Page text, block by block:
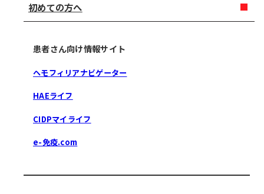
初めての方へ
患者さん向け情報サイト
ヘモフィリアナビゲーター
HAEライフ
CIDPマイライフ
e-免疫.com